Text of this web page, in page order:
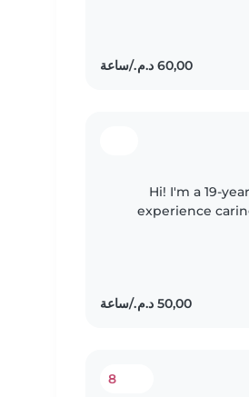
Hi! I'm a 19-
experience
8